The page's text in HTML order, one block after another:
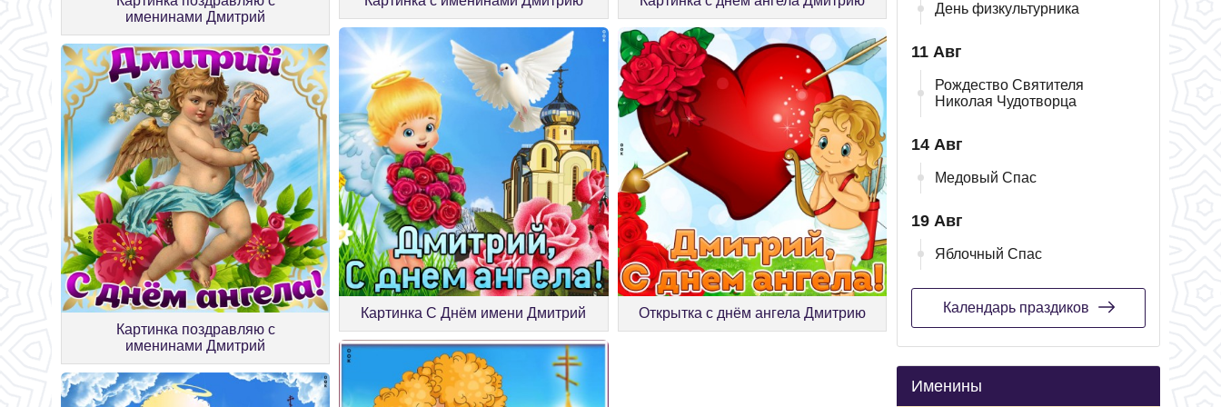
именинами Дмитрий
Картинка поздравляю с
именинами Дмитрий
Картинка С Днём имени Дмитрий Открытка с днём ангела Дмитрию
День физкультурника
11 Авг
Рождество Святителя
Николая Чудотворца
14 Авг
Медовый Спас
19 Авг
Яблочный Спас
Календарь праздиков
Именины